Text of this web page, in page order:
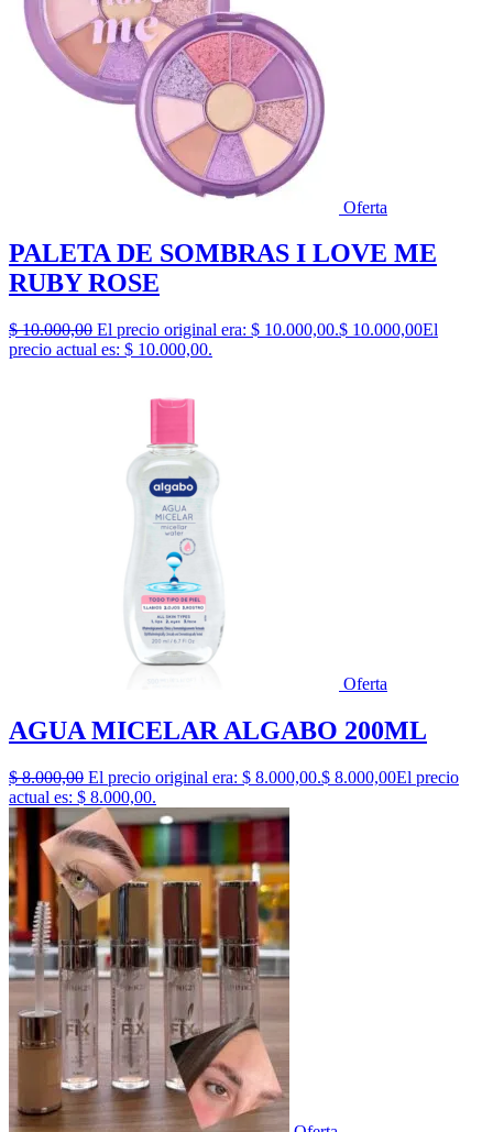
Oferta
PALETA DE SOMBRAS I LOVE ME
RUBY ROSE
$10.000,00 El precio original era: $ 10.000,00.$ 10.000,00El
precio actual es: $ 10.000,00.
Oferta
AGUA MICELAR ALGABO 200ML
$8.000,00 El precio original era: $ 8.000,00.$ 8.000,00El precio
actual es: $ 8.000,00.